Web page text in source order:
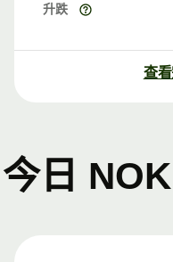
升跌
查
今日